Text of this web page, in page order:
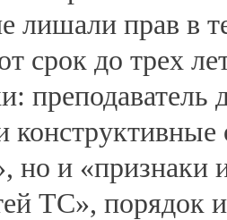
лишали прав в
срок до трех
преподаватель
но и «признаки
ТС», порядок